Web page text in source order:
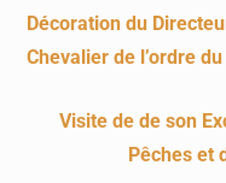
Décoration du
Chevalier de l’ordre
Visite de de son
Pêches et